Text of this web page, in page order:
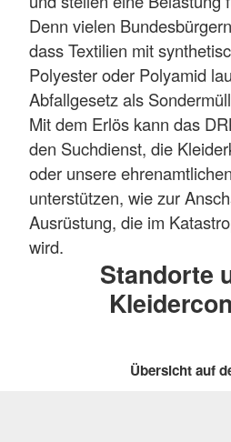
Denn vielen
dass Textilien mit
Polyester oder Polyamid
Abfallgesetz als
Mit dem Erlös kann das
den Suchdienst, die
oder unsere
unterstützen, wie zur
Ausrüstung, die im
wird.
Standorte
Übersicht auf